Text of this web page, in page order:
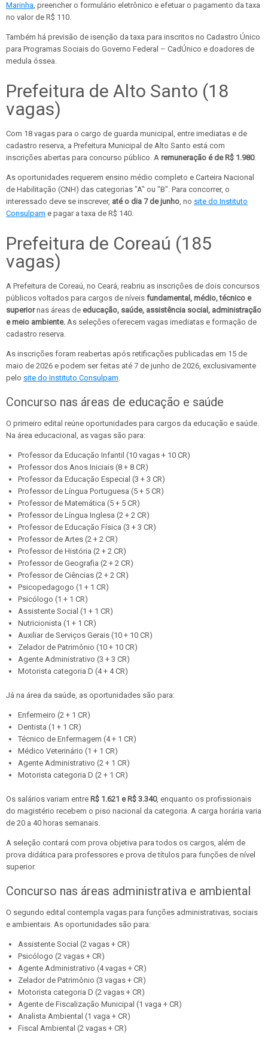
Marinha, preencher o formulário eletrônico e efetuar o pagamento da taxa
no valor de R$ 110.
Também há previsão de isenção da taxa para inscritos no Cadastro Único
para Programas Sociais do Governo Federal – CadÚnico e doadores de
medula óssea.
Prefeitura de Alto Santo (18
vagas)
Com 18 vagas para o cargo de guarda municipal, entre imediatas e de
cadastro reserva, a Prefeitura Municipal de Alto Santo está com
inscrições abertas para concurso público. A remuneração é de R$ 1.980.
As oportunidades requerem ensino médio completo e Carteira Nacional
de Habilitação (CNH) das categorias "A" ou "B". Para concorrer, o
interessado deve se inscrever, até o dia 7 de junho , no site do Instituto
Consulpam e pagar a taxa de R$ 140.
Prefeitura de Coreaú (185
vagas)
A Prefeitura de Coreaú, no Ceará, reabriu as inscrições de dois concursos
públicos voltados para cargos de níveis fundamental, médio, técnico e
superiornas áreas de educação, saúde, assistência social, administração
e meio ambiente. As seleções oferecem vagas imediatas e formação de
cadastro reserva.
As inscrições foram reabertas após retificações publicadas em 15 de
maio de 2026 e podem ser feitas até 7 de junho de 2026, exclusivamente
pelo site do Instituto Consulpam
Concurso nas áreas de educação e saúde
O primeiro edital reúne oportunidades para cargos da educação e saúde.
Na área educacional, as vagas são para:
Professor da Educação Infantil (10 vagas + 10 CR)
Professor dos Anos Iniciais (8 + 8 CR)
Professor da Educação Especial (3 + 3 CR)
Professor de Língua Portuguesa (5 + 5 CR)
Professor de Matemática (5 + 5 CR)
Professor de Língua Inglesa (2 + 2 CR)
Professor de Educação Física (3 + 3 CR)
Professor de Artes (2 + 2 CR)
Professor de História (2 + 2 CR)
Professor de Geografia (2 + 2 CR)
Professor de Ciências (2 + 2 CR)
Psicopedagogo (1 + 1 CR)
Psicólogo (1 + 1 CR)
Assistente Social (1 + 1 CR)
Nutricionista (1 + 1 CR)
Auxiliar de Serviços Gerais (10 + 10 CR)
Zelador de Patrimônio (10 + 10 CR)
Agente Administrativo (3 + 3 CR)
Motorista categoria D (4 + 4 CR)
Já na área da saúde, as oportunidades são para:
Enfermeiro (2 + 1 CR)
Dentista (1 + 1 CR)
Técnico de Enfermagem (4 + 1 CR)
Médico Veterinário (1 + 1 CR)
Agente Administrativo (2 + 1 CR)
Motorista categoria D (2 + 1 CR)
Os salários variam entre R$ 1.621 e R$ 3.340, enquanto os profissionais
do magistério recebem o piso nacional da categoria. A carga horária varia
de 20 a 40 horas semanais.
A seleção contará com prova objetiva para todos os cargos, além de
prova didática para professores e prova de títulos para funções de nível
superior.
Concurso nas áreas administrativa e ambiental
O segundo edital contempla vagas para funções administrativas, sociais
e ambientais. As oportunidades são para:
Assistente Social (2 vagas + CR)
Psicólogo (2 vagas + CR)
Agente Administrativo (4 vagas + CR)
Zelador de Patrimônio (3 vagas + CR)
Motorista categoria D (2 vagas + CR)
Agente de Fiscalização Municipal (1 vaga + CR)
Analista Ambiental (1 vaga + CR)
Fiscal Ambiental (2 vagas + CR)